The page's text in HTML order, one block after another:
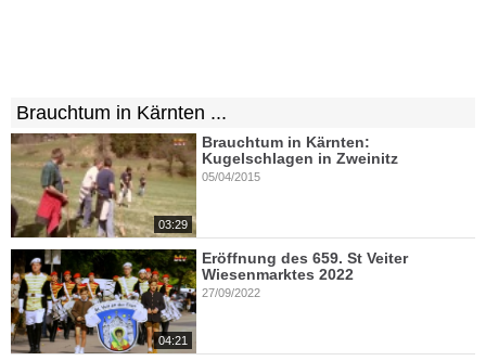
Brauchtum in Kärnten ...
03:29
Brauchtum in Kärnten:
Kugelschlagen in Zweinitz
05/04/2015
04:21
Eröffnung des 659. St Veiter
Wiesenmarktes 2022
27/09/2022